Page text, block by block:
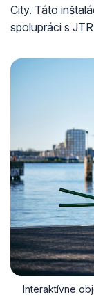
City. Táto
spolupráci s
Interaktívne